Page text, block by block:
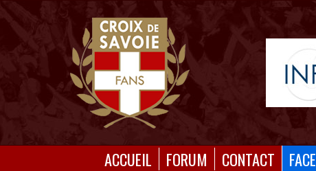
ACCUEIL FORUM CONTACT